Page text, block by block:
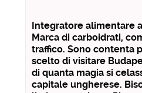
Integratore alimentare
Marca di carboidrati,
traffico. Sono contenta
scelto di visitare
di quanta magia si
capitale ungherese.